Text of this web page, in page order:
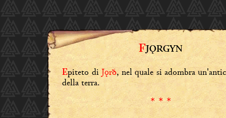
F JǪRGYN
Epiteto diJǫrð, nel quale si adombra
della terra.
* * *